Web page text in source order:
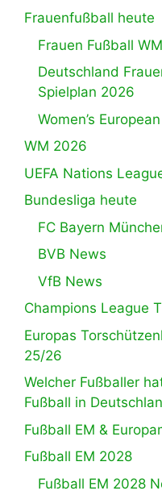
Frauenfußball heute
Frauen Fußball
Deutschland
Spielplan 2026
Women’s
WM 2026
UEFA Nations
Bundesliga heute
FC Bayern
BVB News
VfB News
Champions League
Europas
25/26
Welcher Fußballer
Fußball in
Fußball EM &
Fußball EM 2028
Fußball EM 2028